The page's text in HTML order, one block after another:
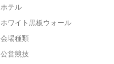
ホテル
ホワイト黒板ウォール
会場種類
公営競技